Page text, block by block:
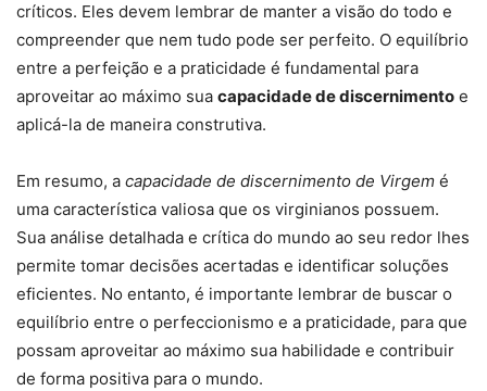
críticos. Eles devem lembrar de manter a visão do todo e
compreender que nem tudo pode ser perfeito. O equilíbrio
entre a perfeição e a praticidade é fundamental para
aproveitar ao máximo sua capacidade de discernimento e
aplicá-la de maneira construtiva.
Em resumo, a capacidade de discernimento de Virgem é
uma característica valiosa que os virginianos possuem.
Sua análise detalhada e crítica do mundo ao seu redor lhes
permite tomar decisões acertadas e identificar soluções
eficientes. No entanto, é importante lembrar de buscar o
equilíbrio entre o perfeccionismo e a praticidade, para que
possam aproveitar ao máximo sua habilidade e contribuir
de forma positiva para o mundo.